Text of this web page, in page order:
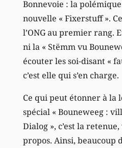
Bonnevoie : la
nouvelle « Fixerstuff ».
l’ONG au premier rang.
ni la « Stëmm vu
écouter les soi-disant «
c’est elle qui s’en charge.
Ce qui peut étonner à la
spécial « Bouneweeg :
Dialog », c’est la
propos. Ainsi, beaucoup